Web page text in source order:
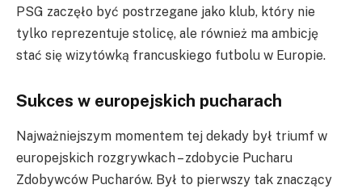
PSG zaczęło być postrzegane jako klub, który nie
tylko reprezentuje stolicę, ale również ma ambicję
stać się wizytówką francuskiego futbolu w Europie.
Sukces w europejskich pucharach
Najważniejszym momentem tej dekady był triumf w
europejskich rozgrywkach – zdobycie Pucharu
Zdobywców Pucharów. Był to pierwszy tak znaczący